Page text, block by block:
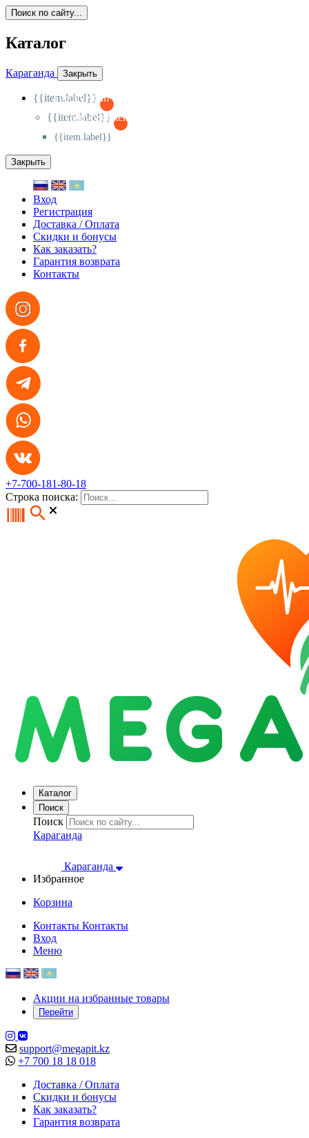
Поиск по сайту...
Каталог
Караганда Закрыть
{{item.label}}
{{activeItem==item.id?'-
{{item.label}}
{{activeSubitem==item.id?'-
{{item.label}}
Закрыть
Вход
Регистрация
Доставка / Оплата
Скидки и бонусы
Как заказать?
Гарантия возврата
Контакты
+7-700-181-80-18
Строка поиска:
Каталог
Поиск
Поиск
Караганда
Караганда
Избранное
Корзина
Контакты Контакты
Вход
Меню
Акции на избранные товары
Перейти
support@megapit.kz
+7 700 18 18 018
Доставка / Оплата
Скидки и бонусы
Как заказать?
Гарантия возврата